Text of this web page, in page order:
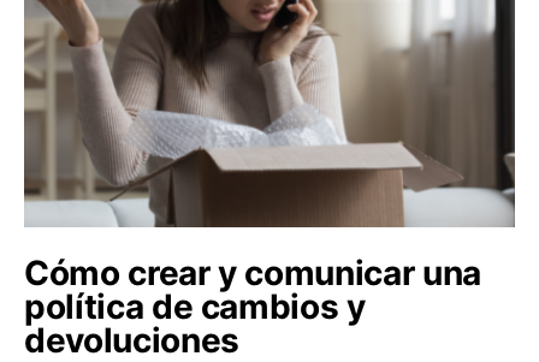
Cómo crear y comunicar una
política de cambios y
devoluciones